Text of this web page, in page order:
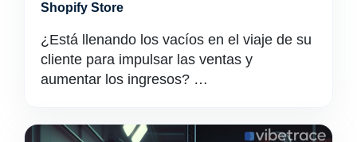
Shopify Store
¿Está llenando los vacíos en el viaje de su
cliente para impulsar las ventas y
aumentar los ingresos? …